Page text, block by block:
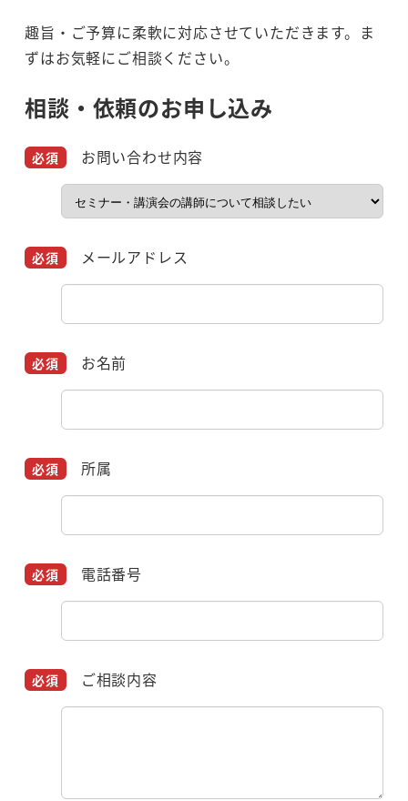
趣旨・ご予算に柔軟に対応させていただきます。ま
ずはお気軽にご相談ください。
相談・依頼のお申し込み
お問い合わせ内容
メールアドレス
お名前
所属
電話番号
ご相談内容